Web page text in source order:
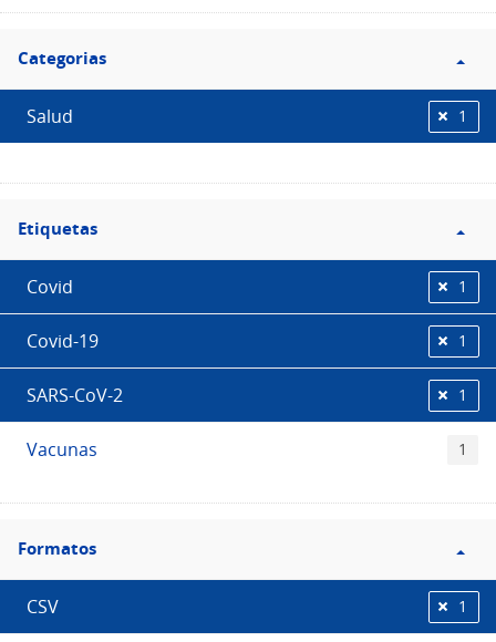
Filtro
Categorias
Categorias
Salud 1
Filtro
Etiquetas
Etiquetas
Covid 1
Covid-19 1
SARS-CoV-2 1
Vacunas 1
Filtro
Formatos
Formatos
CSV 1